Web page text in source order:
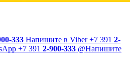
333 Напишите в Viber +7 391 2-
+7 391 2-900-333 @Напишите